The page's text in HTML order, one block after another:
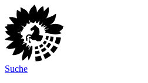
Suche